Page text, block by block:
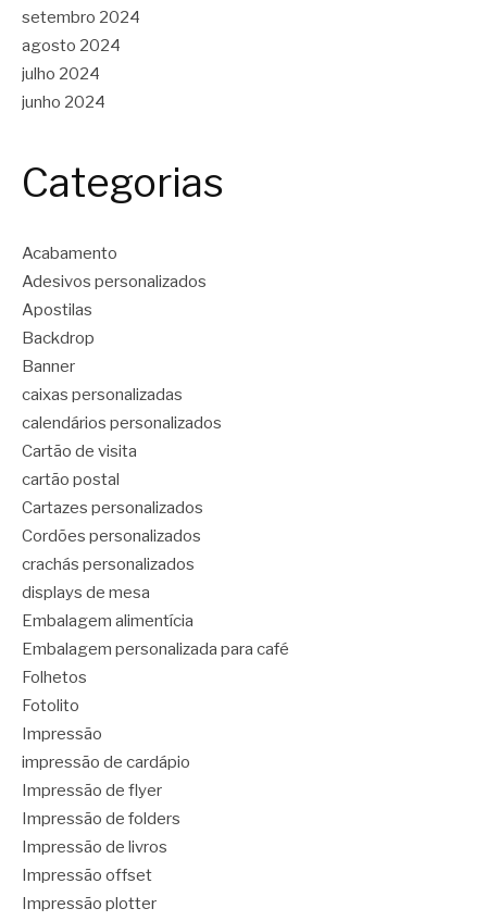
setembro 2024
agosto 2024
julho 2024
junho 2024
Categorias
Acabamento
Adesivos personalizados
Apostilas
Backdrop
Banner
caixas personalizadas
calendários personalizados
Cartão de visita
cartão postal
Cartazes personalizados
Cordões personalizados
crachás personalizados
displays de mesa
Embalagem alimentícia
Embalagem personalizada para café
Folhetos
Fotolito
Impressão
impressão de cardápio
Impressão de flyer
Impressão de folders
Impressão de livros
Impressão offset
Impressão plotter